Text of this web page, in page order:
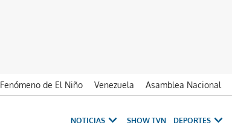
Fenómeno de El Niño Venezuela Asamblea Nacional
NOTICIAS SHOW TVN DEPORTES